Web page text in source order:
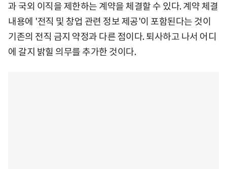
과 국외 이직을 제한하는 계약을 체결할 수 있다. 계약 체결
내용에 '전직 및 창업 관련 정보 제공'이 포함된다는 것이
기존의 전직 금지 약정과 다른 점이다. 퇴사하고 나서 어디
에 갈지 밝힐 의무를 추가한 것이다.